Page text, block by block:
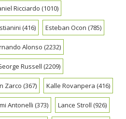
Ricciardo (1010)
(416) Esteban Ocon (785)
Alonso (2232)
Russell (2209)
Zarco (367) Kalle Rovanpera (416)
Antonelli (373) Lance Stroll (926)